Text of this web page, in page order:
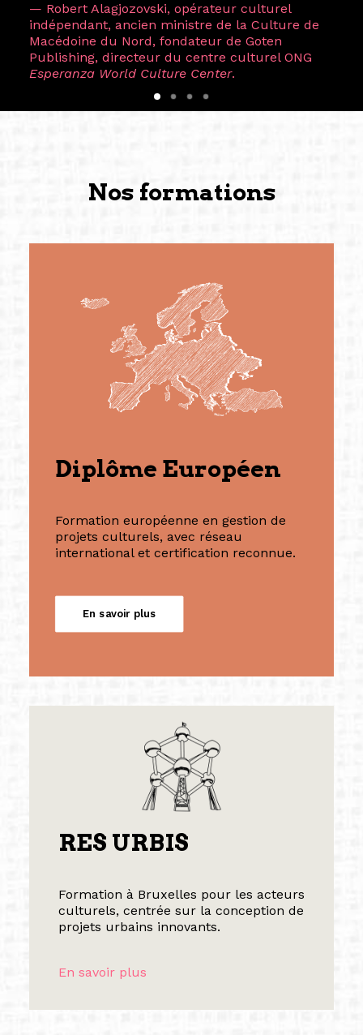
— Robert Alagjozovski, opérateur culturel
indépendant, ancien ministre de la Culture de
Macédoine du Nord, fondateur de Goten
Publishing, directeur du centre culturel ONG
Esperanza World Culture Center.
Nos formations
Diplôme Européen
Formation européenne en gestion de
projets culturels, avec réseau
international et certification reconnue.
En savoir plus
RES URBIS
Formation à Bruxelles pour les acteurs
culturels, centrée sur la conception de
projets urbains innovants.
En savoir plus